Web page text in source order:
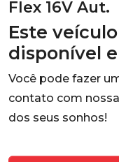
Flex 16V Aut.
Este
disponível
Você pode fazer
contato com
dos seus sonhos!